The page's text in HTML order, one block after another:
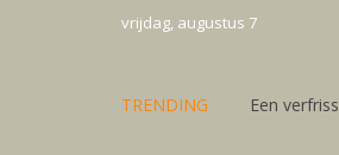
vrijdag, augustus 7
TRENDING Een